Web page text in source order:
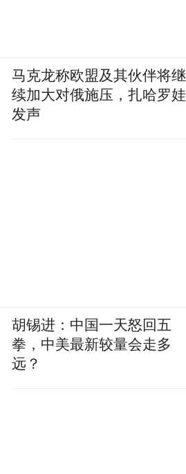
马克龙称欧盟及其伙伴将继
续加大对俄施压，扎哈罗娃
发声
胡锡进：中国一天怒回五
拳，中美最新较量会走多
远？